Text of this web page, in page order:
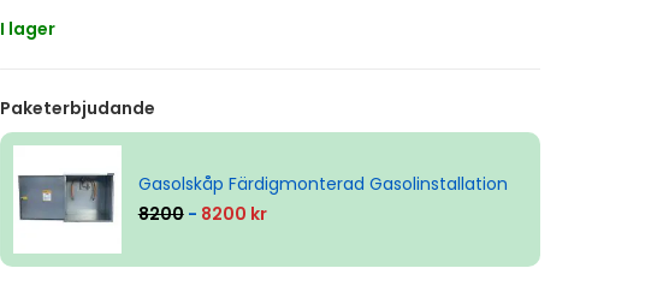
I lager
Paketerbjudande
Gasolskåp Färdigmonterad Gasolinstallation
8200- 8200 kr